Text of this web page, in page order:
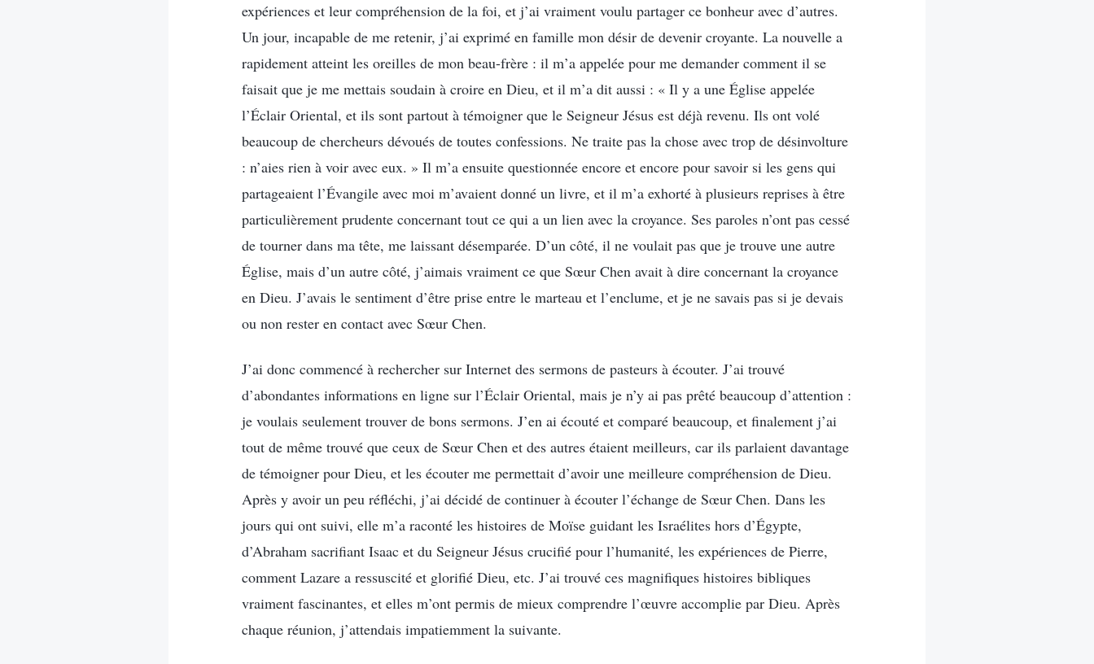
expériences et leur compréhension de la foi, et j’ai vraiment voulu partager ce bonheur avec d’autres.
Un jour, incapable de me retenir, j’ai exprimé en famille mon désir de devenir croyante. La nouvelle a
rapidement atteint les oreilles de mon beau-frère : il m’a appelée pour me demander comment il se
faisait que je me mettais soudain à croire en Dieu, et il m’a dit aussi : « Il y a une Église appelée
l’Éclair Oriental, et ils sont partout à témoigner que le Seigneur Jésus est déjà revenu. Ils ont volé
beaucoup de chercheurs dévoués de toutes confessions. Ne traite pas la chose avec trop de désinvolture
: n’aies rien à voir avec eux. » Il m’a ensuite questionnée encore et encore pour savoir si les gens qui
partageaient l’Évangile avec moi m’avaient donné un livre, et il m’a exhorté à plusieurs reprises à être
particulièrement prudente concernant tout ce qui a un lien avec la croyance. Ses paroles n’ont pas cessé
de tourner dans ma tête, me laissant désemparée. D’un côté, il ne voulait pas que je trouve une autre
Église, mais d’un autre côté, j’aimais vraiment ce que Sœur Chen avait à dire concernant la croyance
en Dieu. J’avais le sentiment d’être prise entre le marteau et l’enclume, et je ne savais pas si je devais
ou non rester en contact avec Sœur Chen.
J’ai donc commencé à rechercher sur Internet des sermons de pasteurs à écouter. J’ai trouvé
d’abondantes informations en ligne sur l’Éclair Oriental, mais je n’y ai pas prêté beaucoup d’attention :
je voulais seulement trouver de bons sermons. J’en ai écouté et comparé beaucoup, et finalement j’ai
tout de même trouvé que ceux de Sœur Chen et des autres étaient meilleurs, car ils parlaient davantage
de témoigner pour Dieu, et les écouter me permettait d’avoir une meilleure compréhension de Dieu.
Après y avoir un peu réfléchi, j’ai décidé de continuer à écouter l’échange de Sœur Chen. Dans les
jours qui ont suivi, elle m’a raconté les histoires de Moïse guidant les Israélites hors d’Égypte,
d’Abraham sacrifiant Isaac et du Seigneur Jésus crucifié pour l’humanité, les expériences de Pierre,
comment Lazare a ressuscité et glorifié Dieu, etc. J’ai trouvé ces magnifiques histoires bibliques
vraiment fascinantes, et elles m’ont permis de mieux comprendre l’œuvre accomplie par Dieu. Après
chaque réunion, j’attendais impatiemment la suivante.